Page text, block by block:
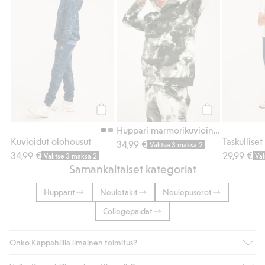
Kuvioidut olohousut
34,99 € Valitse 3 maksa 2
34,99 € Valitse 3 maksa 2
29,99 €
Samankaltaiset kategoriat
Hupparit Neuletakit
Neulepuserot
Collegepaidat
Onko Kappahlilla ilmainen toimitus?